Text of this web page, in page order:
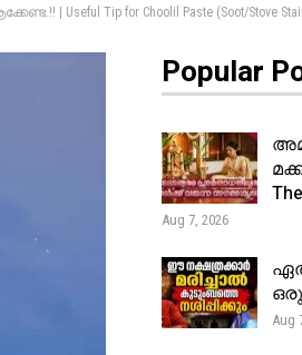
Tip for Choolil Paste (Soot/Stove Stain
Popular
Aug 7, 2026
Aug